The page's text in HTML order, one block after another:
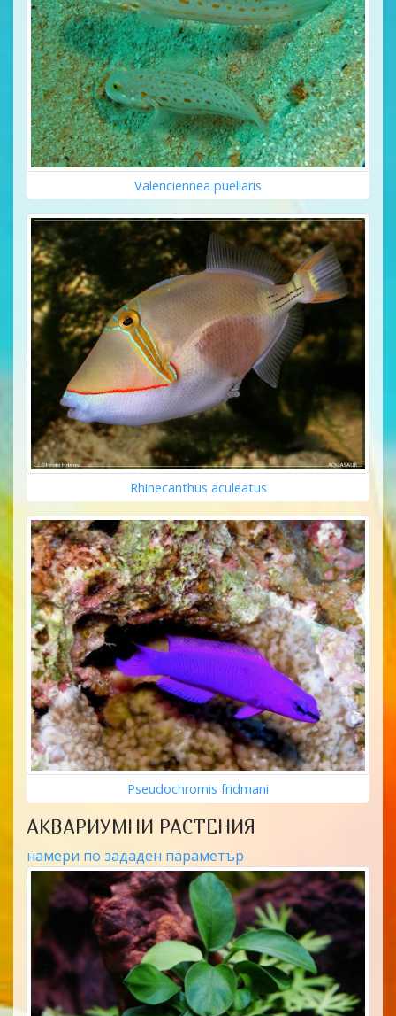
Valenciennea puellaris
Rhinecanthus aculeatus
Pseudochromis fridmani
АКВАРИУМНИ РАСТЕНИЯ
намери по зададен параметър